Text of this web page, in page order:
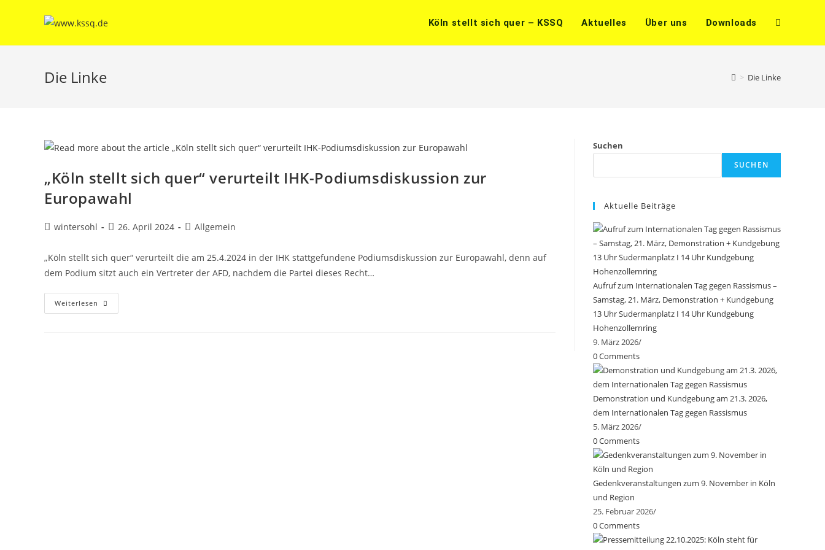
Köln stellt sich quer – KSSQ Aktuelles Über uns Downloads Website-
Die Linke > Die Linke
„Köln stellt sich quer“ verurteilt IHK-Podiumsdiskussion zur
Europawahl
Beitrags-
wintersohl
Beitrag
26. April 2024
Beitrags-
Allgemein
„Köln stellt sich quer“ verurteilt die am 25.4.2024 in der IHK stattgefundene Podiumsdiskussion zur Europawahl, denn auf
dem Podium sitzt auch ein Vertreter der AFD, nachdem die Partei dieses Recht…
Weiterlesen „Köln
Stellt
Suchen
SUCHEN
Aktuelle Beiträge
Aufruf zum Internationalen Tag gegen Rassismus –
Samstag, 21. März, Demonstration + Kundgebung
13 Uhr Sudermanplatz I 14 Uhr Kundgebung
Hohenzollernring
9. März 2026/
0 Comments
Demonstration und Kundgebung am 21.3. 2026,
dem Internationalen Tag gegen Rassismus
5. März 2026/
0 Comments
Gedenkveranstaltungen zum 9. November in Köln
und Region
25. Februar 2026/
0 Comments